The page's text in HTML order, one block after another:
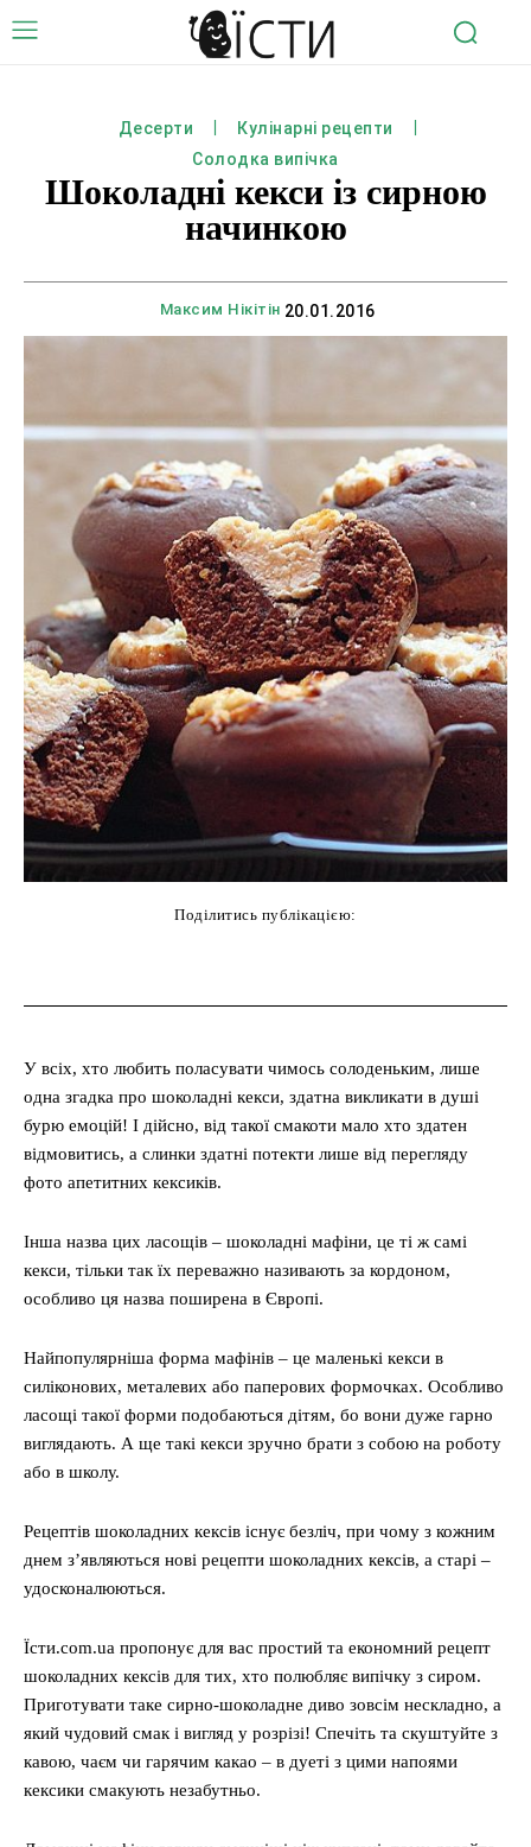
Десерти
Кулінарні рецепти
Солодка випічка
Шоколадні кекси із сирною
начинкою
Максим Нікітін 20.01.2016
Поділитись публікацією:
У всіх, хто любить поласувати чимось солоденьким, лише
одна згадка про шоколадні кекси, здатна викликати в душі
бурю емоцій! І дійсно, від такої смакоти мало хто здатен
відмовитись, а слинки здатні потекти лише від перегляду
фото апетитних кексиків.
Інша назва цих ласощів – шоколадні мафіни, це ті ж самі
кекси, тільки так їх переважно називають за кордоном,
особливо ця назва поширена в Європі.
Найпопулярніша форма мафінів – це маленькі кекси в
силіконових, металевих або паперових формочках. Особливо
ласощі такої форми подобаються дітям, бо вони дуже гарно
виглядають. А ще такі кекси зручно брати з собою на роботу
або в школу.
Рецептів шоколадних кексів існує безліч, при чому з кожним
днем з’являються нові рецепти шоколадних кексів, а старі –
удосконалюються.
Їсти.com.ua пропонує для вас простий та економний рецепт
шоколадних кексів для тих, хто полюбляє випічку з сиром.
Приготувати таке сирно-шоколадне диво зовсім нескладно, а
який чудовий смак і вигляд у розрізі! Спечіть та скуштуйте з
кавою, чаєм чи гарячим какао – в дуеті з цими напоями
кексики смакують незабутньо.